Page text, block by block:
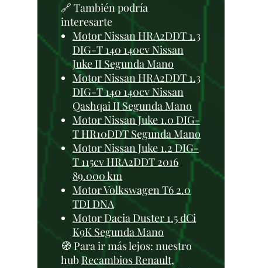
🔗 También podría
interesarte
Motor Nissan HRA2DDT 1.3
DIG-T 140 140cv Nissan
Juke II Segunda Mano
Motor Nissan HRA2DDT 1.3
DIG-T 140 140cv Nissan
Qashqai II Segunda Mano
Motor Nissan Juke 1.0 DIG-
T HR10DDT Segunda Mano
Motor Nissan Juke 1.2 DIG-
T 115cv HRA2DDT 2016
89.000 km
Motor Volkswagen T6 2.0
TDI DNA
Motor Dacia Duster 1.5 dCi
K9K Segunda Mano
🧭 Para ir más lejos: nuestro
hubRecambios Renault,